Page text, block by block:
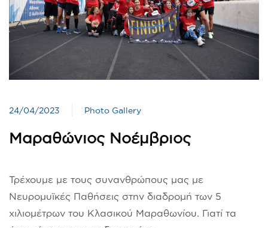
24/04/2023 Photo Gallery
Μαραθώνιος Νοέμβριος
Τρέχουμε με τους συνανθρώπους μας με
Νευρομυϊκές Παθήσεις στην διαδρομή των 5
χιλιομέτρων του Κλασικού Μαραθωνίου. Γιατί τα